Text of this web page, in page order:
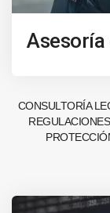
CONSULTORÍA